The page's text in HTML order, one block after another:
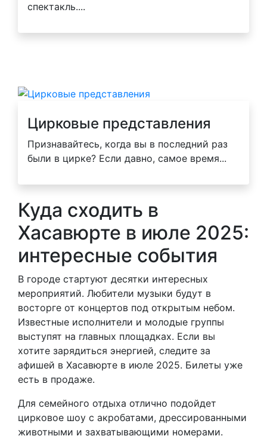
спектакль....
Цирковые представления
Признавайтесь, когда вы в последний раз
были в цирке? Если давно, самое время...
Куда сходить в
Хасавюрте в июле 2025:
интересные события
В городе стартуют десятки интересных
мероприятий. Любители музыки будут в
восторге от концертов под открытым небом.
Известные исполнители и молодые группы
выступят на главных площадках. Если вы
хотите зарядиться энергией, следите за
афишей в Хасавюрте в июле 2025. Билеты уже
есть в продаже.
Для семейного отдыха отлично подойдет
цирковое шоу с акробатами, дрессированными
животными и захватывающими номерами.